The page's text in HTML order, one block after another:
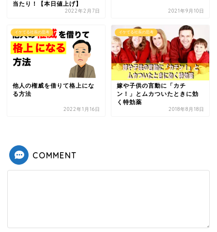
当たり！【本日値上げ】
2022年2月7日 2021年9月10日
イケてる社長の思考
他人の権威を借りて格上にな
る方法
2022年1月16日
イケてる社長の思考
嫁や子供の言動に「カチ
ン！」とムカついたときに効
く特効薬
2018年8月18日
COMMENT